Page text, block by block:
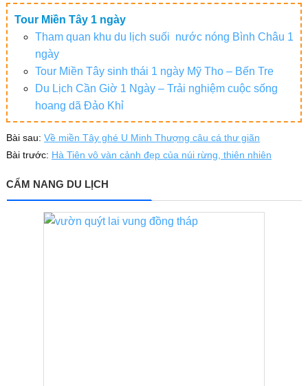
Tour Miền Tây 1 ngày
Tham quan khu du lịch suối nước nóng Bình Châu 1
ngày
Tour Miền Tây sinh thái 1 ngày Mỹ Tho – Bến Tre
Du Lịch Cần Giờ 1 Ngày – Trải nghiệm cuộc sống
hoang dã Đảo Khỉ
Bài sau: Về miền Tây ghé U Minh Thượng câu cá thư giãn
Bài trước: Hà Tiên vô vàn cảnh đẹp của núi rừng, thiên nhiên
CẨM NANG DU LỊCH